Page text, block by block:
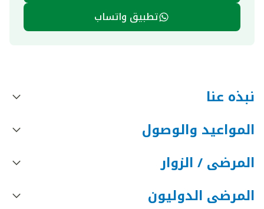
تطبيق واتساب
نبذه عنا
المواعيد والوصول
المرضى / الزوار
المرضى الدوليون